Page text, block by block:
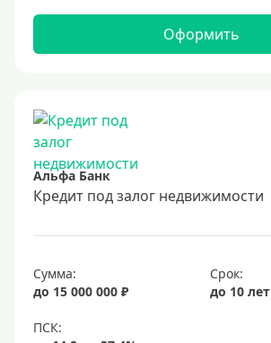
Оформить
Альфа Банк
Кредит под залог недвижимости
Сумма:
до 15 000 000 ₽
Срок:
до 10 лет